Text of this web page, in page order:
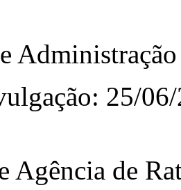
Administração
25/
Agência de